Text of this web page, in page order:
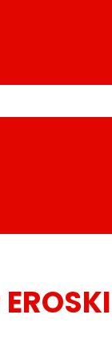
EROSKI